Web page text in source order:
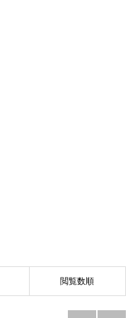
閲覧数順